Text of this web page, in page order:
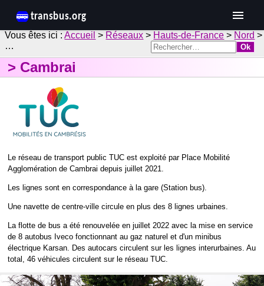
Accueil > Réseaux > Hauts-de-France > Nord >
…
Cambrai
Le réseau de transport public TUC est exploité par Place Mobilité
Agglomération de Cambrai depuis juillet 2021.
Les lignes sont en correspondance à la gare (Station bus).
Une navette de centre-ville circule en plus des 8 lignes urbaines.
La flotte de bus a été renouvelée en juillet 2022 avec la mise en service
de 8 autobus Iveco fonctionnant au gaz naturel et d'un minibus
électrique Karsan. Des autocars circulent sur les lignes interurbaines. Au
total, 46 véhicules circulent sur le réseau TUC.